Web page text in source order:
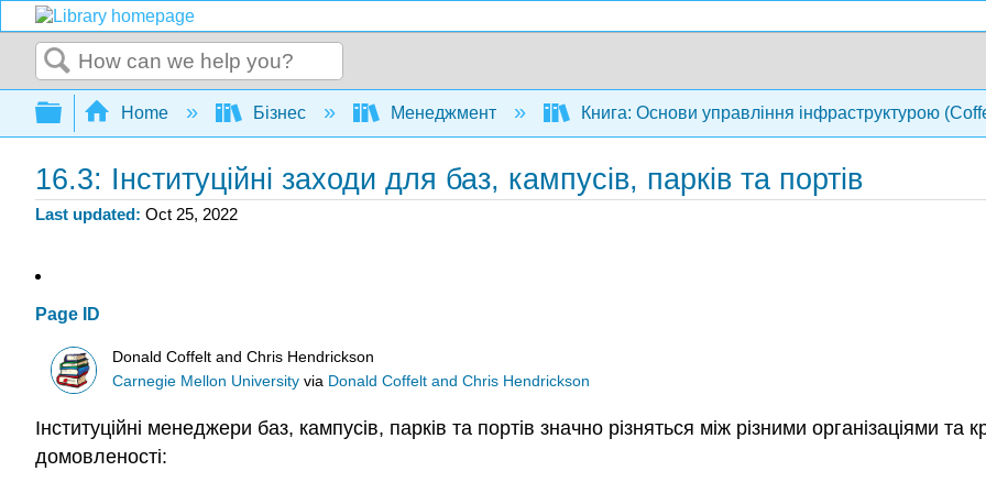
Search
Expand/collapse global hierarchy
Home Бізнес Менеджмент Книга: Основи управління інфраструктурою
16.3: Інституційні заходи для баз, кампусів, парків та портів
Last updated Oct 25, 2022
Page ID
Donald Coffelt and Chris Hendrickson
Carnegie Mellon Universityvia Donald Coffelt and Chris Hendrickson
Інституційні менеджери баз, кампусів, парків та портів значно різняться між різними організаціями та
домовленості: